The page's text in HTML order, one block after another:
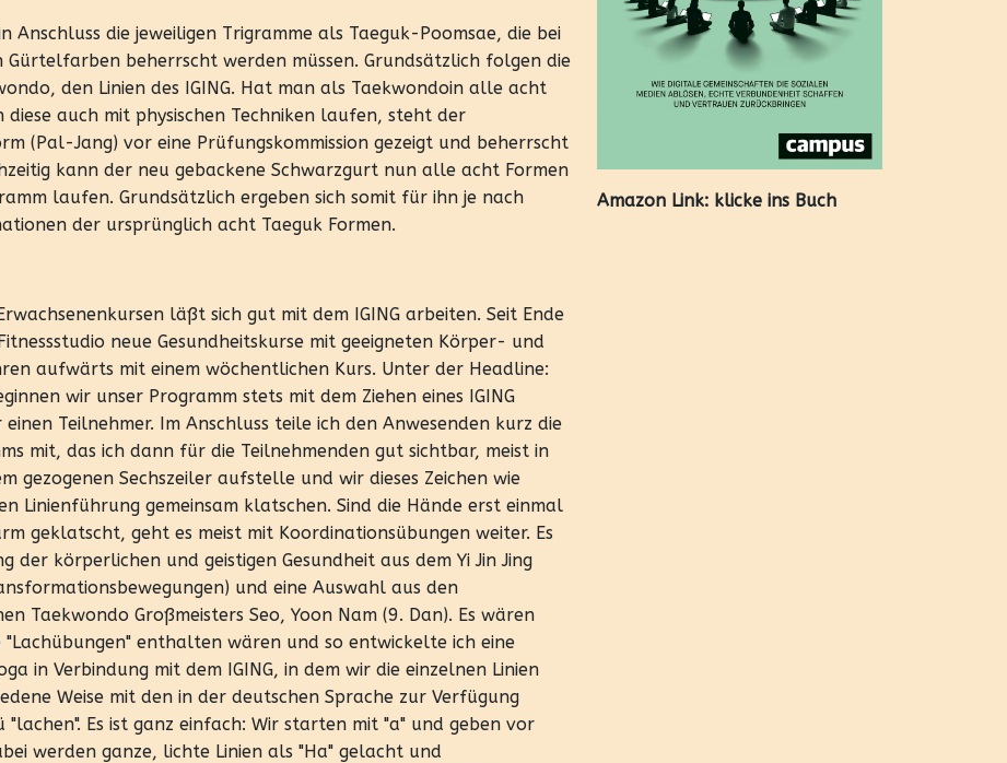
die jeweiligen Trigramme als Taeguk-Poomsae, die bei
beherrscht werden müssen. Grundsätzlich folgen die
den Linien des IGING. Hat man als Taekwondoin alle acht
auch mit physischen Techniken laufen, steht der
(Pal-Jang) vor eine Prüfungskommission gezeigt und beherrscht
kann der neu gebackene Schwarzgurt nun alle acht Formen
laufen. Grundsätzlich ergeben sich somit für ihn je nach
der ursprünglich acht Taeguk Formen.
läßt sich gut mit dem IGING arbeiten. Seit Ende
neue Gesundheitskurse mit geeigneten Körper- und
aufwärts mit einem wöchentlichen Kurs. Unter der Headline:
wir unser Programm stets mit dem Ziehen eines IGING
Teilnehmer. Im Anschluss teile ich den Anwesenden kurz die
mit, das ich dann für die Teilnehmenden gut sichtbar, meist in
gezogenen Sechszeiler aufstelle und wir dieses Zeichen wie
Linienführung gemeinsam klatschen. Sind die Hände erst einmal
geklatscht, geht es meist mit Koordinationsübungen weiter. Es
der körperlichen und geistigen Gesundheit aus dem Yi Jin Jing
und eine Auswahl aus den
Taekwondo Großmeisters Seo, Yoon Nam (9. Dan). Es wären
"Lachübungen" enthalten wären und so entwickelte ich eine
in Verbindung mit dem IGING, in dem wir die einzelnen Linien
Weise mit den in der deutschen Sprache zur Verfügung
Es ist ganz einfach: Wir starten mit "a" und geben vor
werden ganze, lichte Linien als "Ha" gelacht und
Amazon Link: klicke ins Buch